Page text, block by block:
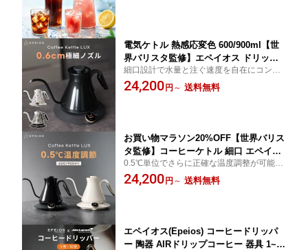
電気ケトル 熱感応変色 600/900ml【世
界バリスタ監修】エペイオス ドリップ
ケトル コーヒーケトル 0.5℃単位調整
ストップウォッチ機能 急速沸騰 保温機
細口設計で水量と注ぐ速度を自在にコント
ロール。初心者から専門家まで使いやす
く、本格志向のコーヒー好きへのギフトに
24,200円 ～ 送料無料
お買い物マラソン20%OFF【世界バリス
タ監修】コーヒーケトル 細口 エペイオ
ス 電気ケトル ドリップケトル 0.5℃単
位調整 600ml/900ml 熱感応変色 競技用
0.5℃単位でさらに正確な温度調整が可能
【最新熱感応変色ケトル】Fine&Flow LUX
600・ LUX 900 改良されたグースネック よ
24,200円 ～ 送料無料
エペイオス(Epeios) コーヒードリッパ
ー 陶器 AIRドリップコーヒー 器具 1~4